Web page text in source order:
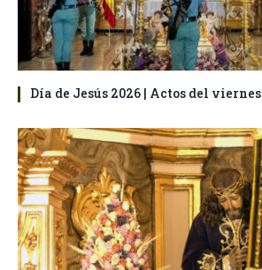
Día de Jesús 2026 | Actos del viernes